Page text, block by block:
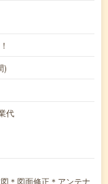
)
代
＊図面修正＊アンテナ